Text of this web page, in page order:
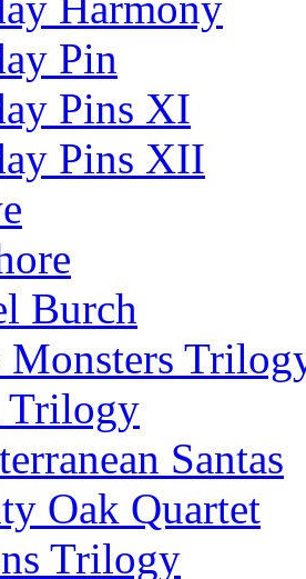
Pin
Pins XI
Pins XII
Burch
Trilogy
Santas
Oak Quartet
Trilogy